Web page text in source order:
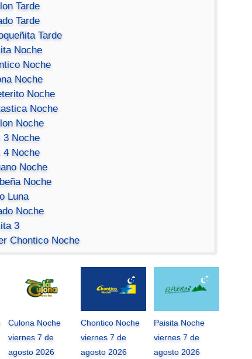
Tarde
Tarde
Tarde
Noche
Noche
Noche
Noche
Noche
Noche
3 Noche
4 Noche
Noche
Noche
Luna
Noche
3
Chontico Noche
Culona Noche
viernes 7 de
agosto 2026
Chontico Noche
viernes 7 de
agosto 2026
Paisita Noche
viernes 7 de
agosto 2026